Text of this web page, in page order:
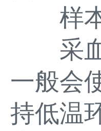
样本
采血
一般会
持低温